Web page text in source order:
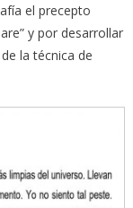
el precepto
y por desarrollar
la técnica de